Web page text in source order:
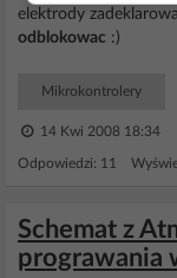
elektrody
odblokowac :)
Mikrokontrolery
14 Kwi 2008 18:34
Odpowiedzi: 11
Schemat z
prograwania